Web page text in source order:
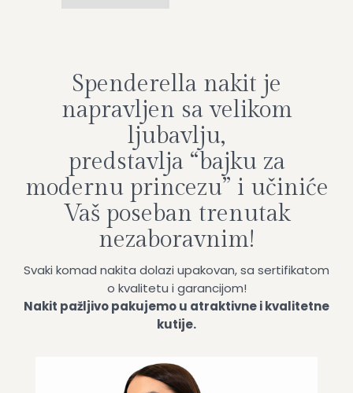
Spenderella nakit je
napravljen sa velikom
ljubavlju,
predstavlja “bajku za
modernu princezu” i učiniće
Vaš poseban trenutak
nezaboravnim!
Svaki komad nakita dolazi upakovan, sa sertifikatom
o kvalitetu i garancijom!
Nakit pažljivo pakujemo u atraktivne i kvalitetne
kutije.